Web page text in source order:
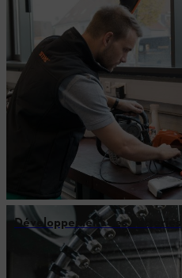
Développement des batteries